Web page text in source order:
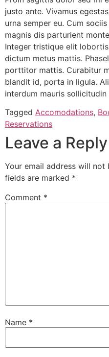
justo ante. Vivamus
urna semper eu. Cum
magnis dis parturient
Integer tristique elit
dictum metus mattis.
porttitor mattis. Curabitur
blandit id, porta in ligula.
interdum mauris sollicitudin
Tagged Accomodations,
Reservations
Leave a Reply
Your email address will not
fields are marked *
Comment *
Name *